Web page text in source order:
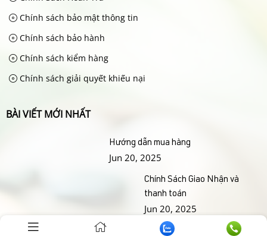
Chính sách bảo mật thông tin
Chính sách bảo hành
Chính sách kiểm hàng
Chính sách giải quyết khiếu nại
BÀI VIẾT MỚI NHẤT
Hướng dẫn mua hàng
Jun 20, 2025
Chính Sách Giao Nhận và
thanh toán
Jun 20, 2025